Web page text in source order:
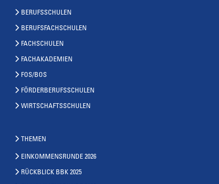
BERUFSSCHULEN
BERUFSFACHSCHULEN
FACHSCHULEN
FACHAKADEMIEN
FOS/BOS
FÖRDERBERUFSSCHULEN
WIRTSCHAFTSSCHULEN
THEMEN
EINKOMMENSRUNDE 2026
RÜCKBLICK BBK 2025